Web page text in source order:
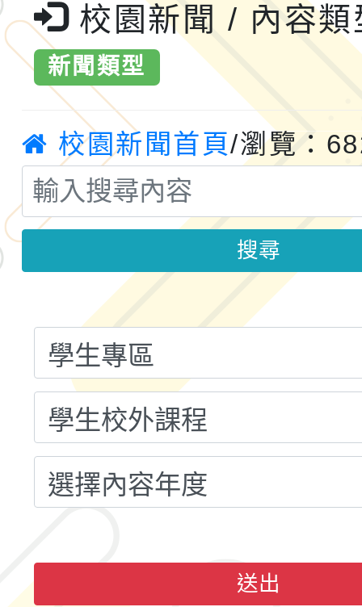
案，詳如說明，請參閱
鐵人三項錦標賽
桃園市115學年度學生
「2026年『王牌愛／
運動系列徵選頒獎典禮
成果展」
2026城鎮韌性防空演習
桃園市大溪自造教育及
年八月份教師研習
國立成功大學辦理「台
融平台-教案暨教學示
115學年度「學習扶助
計畫子計畫十一-2：國
小時認證研習計畫」
115年度「教育部表揚
義教育推展貢獻獎」實
校園新聞 / 內容類
新聞類型
校園新聞首頁/瀏覽：
搜尋
送出